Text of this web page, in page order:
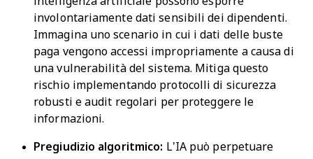
involontariamente dati sensibili dei dipendenti.
Immagina uno scenario in cui i dati delle buste
paga vengono accessi impropriamente a causa di
una vulnerabilità del sistema. Mitiga questo
rischio implementando protocolli di sicurezza
robusti e audit regolari per proteggere le
informazioni.
Pregiudizio algoritmico: L’IA può perpetuare